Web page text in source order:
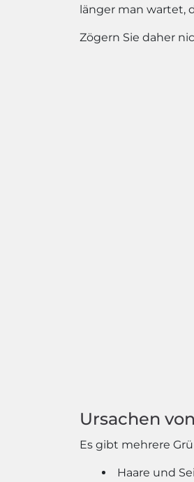
länger man wartet,
Zögern Sie daher
Ursachen
Es gibt mehrere
Haare und